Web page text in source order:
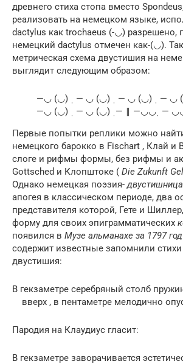
древнего стиха стопа вместо
реализовать на немецком языке,
dactylus как trochaeus (-◡) разрешено,
немецкий dactylus отмечен как-(◡).
метрическая схема двустишия на
выглядит следующим образом:
—◡ (◡) ˌ — ◡ (◡) ˌ — ◡ (◡) ˌ — ◡
—◡ (◡) ˌ — ◡ (◡) ˌ— ‖ —◡◡ˌ —
Первые попытки реплики можно
немецкого барокко в Fischart , Клай и
слоге и рифмы формы, без рифмы и
Gottsched и Клопштоке ( Die Zukunft
Однако немецкая поэзия-
апогея в классическом периоде, два
представителя которой, Гете и
форму для своих эпиграмматических
появился в Музе альманахе за 1797 год
содержит известные запомнили
двустишия:
В гекзаметре серебряный столб
вверх , в пентаметре мелодично
Пародия на Клаудиус гласит:
В гекзаметре заворачивается